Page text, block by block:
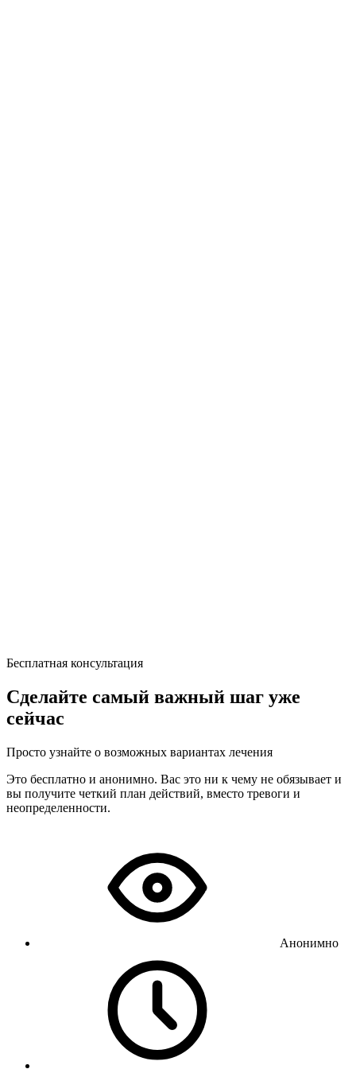
Бесплатная консультация
Сделайте самый важный шаг уже
сейчас
Просто узнайте о возможных вариантах лечения
Это бесплатно и анонимно. Вас это ни к чему не обязывает и
вы получите четкий план действий, вместо тревоги и
неопределенности.
Анонимно